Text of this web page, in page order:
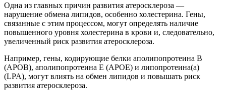
Одна из главных причин развития атеросклероза —
нарушение обмена липидов, особенно холестерина. Гены,
связанные с этим процессом, могут определять наличие
повышенного уровня холестерина в крови и, следовательно,
увеличенный риск развития атеросклероза.
Например, гены, кодирующие белки аполипопротеина B
(APOB), аполипопротеина Е (APOE) и липопротеина(a)
(LPA), могут влиять на обмен липидов и повышать риск
развития атеросклероза.